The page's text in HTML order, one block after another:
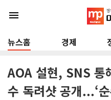
menu
뉴스홈 경제
AOA 설현, SNS 통
수 독려샷 공개...‘